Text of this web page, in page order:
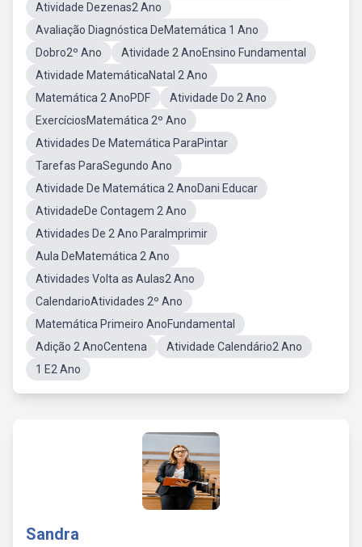
Atividade Dezenas2 Ano
Avaliação Diagnóstica DeMatemática 1 Ano
Dobro2º Ano
Atividade 2 AnoEnsino Fundamental
Atividade MatemáticaNatal 2 Ano
Matemática 2 AnoPDF
Atividade Do 2 Ano
ExercíciosMatemática 2º Ano
Atividades De Matemática ParaPintar
Tarefas ParaSegundo Ano
Atividade De Matemática 2 AnoDani Educar
AtividadeDe Contagem 2 Ano
Atividades De 2 Ano ParaImprimir
Aula DeMatemática 2 Ano
Atividades Volta as Aulas2 Ano
CalendarioAtividades 2º Ano
Matemática Primeiro AnoFundamental
Adição 2 AnoCentena
Atividade Calendário2 Ano
1 E2 Ano
Sandra